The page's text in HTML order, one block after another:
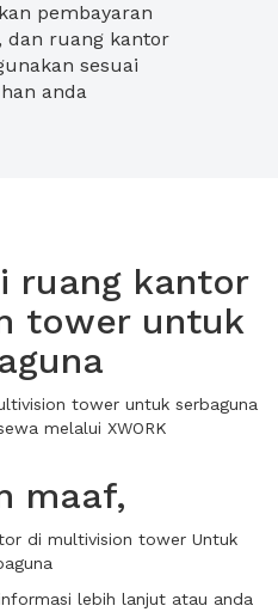
pembayaran
dan ruang kantor
sesuai
anda
ruang kantor
tower untuk
tower untuk serbaguna
melalui XWORK
maaf,
di multivision tower Untuk
lebih lanjut atau anda